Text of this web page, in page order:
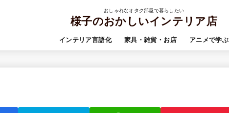
おしゃれなオタク部屋で暮らしたい
様子のおかしいインテリア店
インテリア言語化 家具・雑貨・お店 アニメで学ぶ